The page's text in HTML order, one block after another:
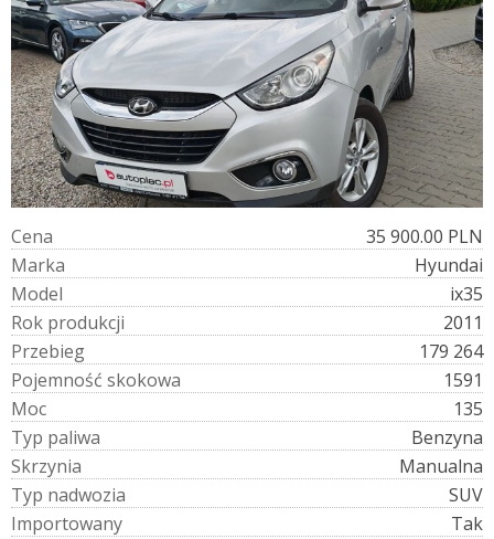
Cena
35 900.00 PLN
Marka
Hyundai
Model
ix35
Rok produkcji
2011
Przebieg
179 264
Pojemność skokowa
1591
Moc
135
Typ paliwa
Benzyna
Skrzynia
Manualna
Typ nadwozia
SUV
Importowany
Tak